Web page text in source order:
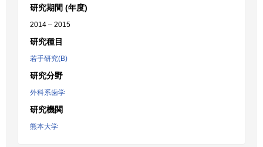
研究期間 (年度)
2014 – 2015
研究種目
若手研究(B)
研究分野
外科系歯学
研究機関
熊本大学